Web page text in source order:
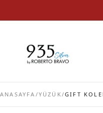
ANASAYFA /YÜZÜK/GIFT